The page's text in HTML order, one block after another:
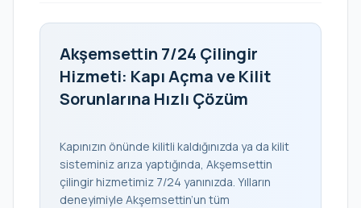
Akşemsettin 7/24 Çilingir
Hizmeti: Kapı Açma ve Kilit
Sorunlarına Hızlı Çözüm
Kapınızın önünde kilitli kaldığınızda ya da kilit
sisteminiz arıza yaptığında, Akşemsettin
çilingir hizmetimiz 7/24 yanınızda. Yılların
deneyimiyle Akşemsettin’un tüm